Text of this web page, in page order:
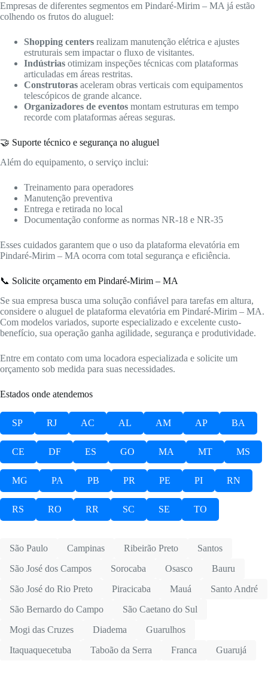
Empresas de diferentes segmentos em Pindaré-Mirim – MA já estão
colhendo os frutos do aluguel:
Shopping centers realizam manutenção elétrica e ajustes
estruturais sem impactar o fluxo de visitantes.
Indústrias otimizam inspeções técnicas com plataformas
articuladas em áreas restritas.
Construtoras aceleram obras verticais com equipamentos
telescópicos de grande alcance.
Organizadores de eventos montam estruturas em tempo
recorde com plataformas aéreas seguras.
🤝 Suporte técnico e segurança no aluguel
Além do equipamento, o serviço inclui:
Treinamento para operadores
Manutenção preventiva
Entrega e retirada no local
Documentação conforme as normas NR-18 e NR-35
Esses cuidados garantem que o uso da plataforma elevatória em
Pindaré-Mirim – MA ocorra com total segurança e eficiência.
📞 Solicite orçamento em Pindaré-Mirim – MA
Se sua empresa busca uma solução confiável para tarefas em altura,
considere o aluguel de plataforma elevatória em Pindaré-Mirim – MA.
Com modelos variados, suporte especializado e excelente custo-
benefício, sua operação ganha agilidade, segurança e produtividade.
Entre em contato com uma locadora especializada e solicite um
orçamento sob medida para suas necessidades.
Estados onde atendemos
SP RJ AC AL AM AP BA
CE DF ES GO MA MT MS
MG PA PB PR PE PI RN
RS RO RR SC SE TO
São Paulo Campinas Ribeirão Preto
Santos
São José dos Campos
Sorocaba Osasco
Bauru
São José do Rio Preto
Piracicaba Mauá
Santo André
São Bernardo do Campo
São Caetano do Sul
Mogi das Cruzes
Diadema
Guarulhos
Itaquaquecetuba
Taboão da Serra Franca Guarujá